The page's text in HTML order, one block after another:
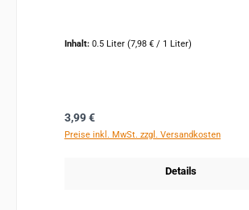
Inhalt: 0.5 Liter (7,98 € / 1 Liter)
Regulärer Preis:
3,99 €
Preise inkl. MwSt. zzgl. Versandkosten
Details